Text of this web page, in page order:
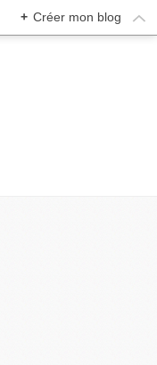
+ Créer mon blog